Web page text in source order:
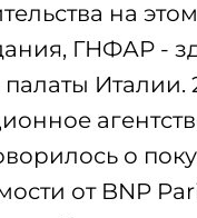
на
ГНФАР -
Италии.
о
от BNP